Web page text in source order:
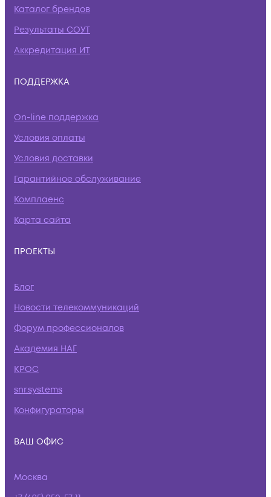
Каталог брендов
Результаты СОУТ
Аккредитация ИТ
ПОДДЕРЖКА
On-line поддержка
Условия оплаты
Условия доставки
Гарантийное обслуживание
Комплаенс
Карта сайта
ПРОЕКТЫ
Блог
Новости телекоммуникаций
Форум профессионалов
Академия НАГ
КРОС
snr.systems
Конфигураторы
ВАШ ОФИС
Москва